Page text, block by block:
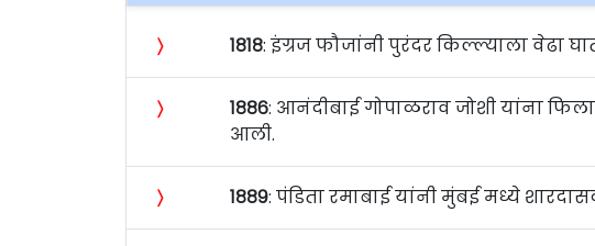
〉 १८१८: इंग्रज फौजांनी पुरंदर किल्ल्याला वेढा
〉 १८८६: आनंदीबाई गोपाळराव जोशी यांना
आली.
〉 १८८९: पंडिता रमाबाई यांनी मुंबई मध्ये